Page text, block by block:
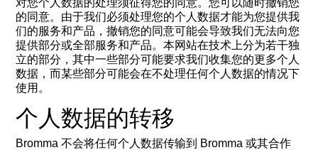
对您个人数据的处理须征得您的同意。您可以随时撤销您
的同意。由于我们必须处理您的个人数据才能为您提供我
们的服务和产品，撤销您的同意可能会导致我们无法向您
提供部分或全部服务和产品。本网站在技术上分为若干独
立的部分，其中一些部分可能要求我们收集您的更多个人
数据，而某些部分可能会在不处理任何个人数据的情况下
使用。
个人数据的转移
Bromma 不会将任何个人数据传输到 Bromma 或其合作